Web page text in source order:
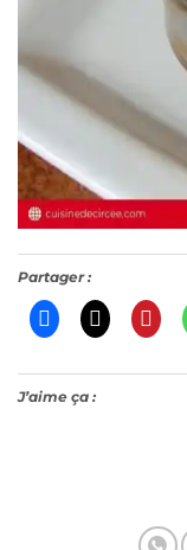
Partager :
J’aime ça :